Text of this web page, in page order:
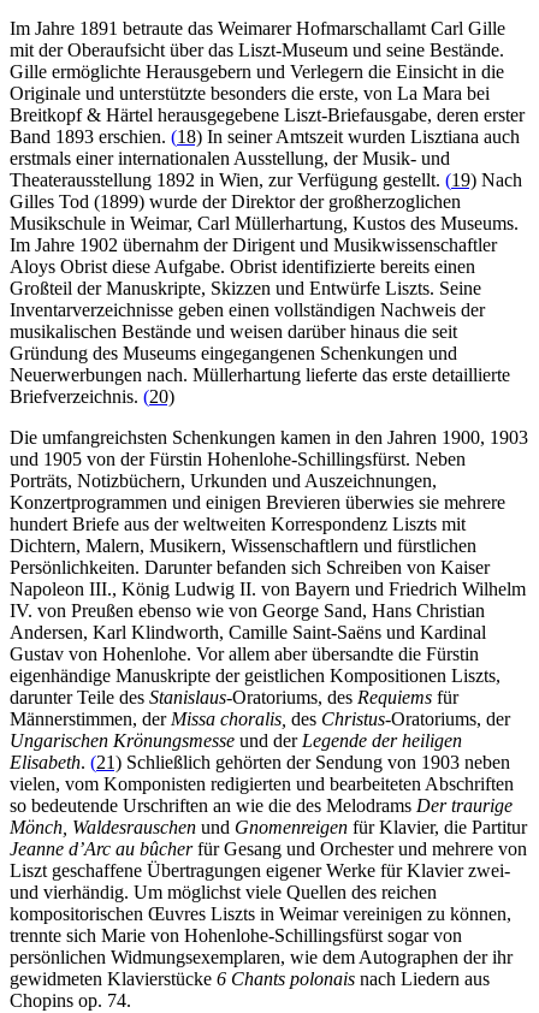
Im Jahre 1891 betraute das Weimarer Hofmarschallamt Carl Gille
mit der Oberaufsicht über das Liszt-Museum und seine Bestände.
Gille ermöglichte Herausgebern und Verlegern die Einsicht in die
Originale und unterstützte besonders die erste, von La Mara bei
Breitkopf & Härtel herausgegebene Liszt-Briefausgabe, deren erster
Band 1893 erschien. (18) In seiner Amtszeit wurden Lisztiana auch
erstmals einer internationalen Ausstellung, der Musik- und
Theaterausstellung 1892 in Wien, zur Verfügung gestellt. (19) Nach
Gilles Tod (1899) wurde der Direktor der großherzoglichen
Musikschule in Weimar, Carl Müllerhartung, Kustos des Museums.
Im Jahre 1902 übernahm der Dirigent und Musikwissenschaftler
Aloys Obrist diese Aufgabe. Obrist identifizierte bereits einen
Großteil der Manuskripte, Skizzen und Entwürfe Liszts. Seine
Inventarverzeichnisse geben einen vollständigen Nachweis der
musikalischen Bestände und weisen darüber hinaus die seit
Gründung des Museums eingegangenen Schenkungen und
Neuerwerbungen nach. Müllerhartung lieferte das erste detaillierte
Briefverzeichnis. (20)
Die umfangreichsten Schenkungen kamen in den Jahren 1900, 1903
und 1905 von der Fürstin Hohenlohe-Schillingsfürst. Neben
Porträts, Notizbüchern, Urkunden und Auszeichnungen,
Konzertprogrammen und einigen Brevieren überwies sie mehrere
hundert Briefe aus der weltweiten Korrespondenz Liszts mit
Dichtern, Malern, Musikern, Wissenschaftlern und fürstlichen
Persönlichkeiten. Darunter befanden sich Schreiben von Kaiser
Napoleon III., König Ludwig II. von Bayern und Friedrich Wilhelm
IV. von Preußen ebenso wie von George Sand, Hans Christian
Andersen, Karl Klindworth, Camille Saint-Saëns und Kardinal
Gustav von Hohenlohe. Vor allem aber übersandte die Fürstin
eigenhändige Manuskripte der geistlichen Kompositionen Liszts,
darunter Teile des Stanislaus-Oratoriums, des Requiems für
Männerstimmen, derMissa choralis, des Christus-Oratoriums, der
Ungarischen Krönungsmesse und derLegende der heiligen
Elisabeth. (21) Schließlich gehörten der Sendung von 1903 neben
vielen, vom Komponisten redigierten und bearbeiteten Abschriften
so bedeutende Urschriften an wie die des Melodrams Der traurige
Mönch, Waldesrauschen und Gnomenreigen für Klavier, die Partitur
Jeanne d’Arc au bûcherfür Gesang und Orchester und mehrere von
Liszt geschaffene Übertragungen eigener Werke für Klavier zwei-
und vierhändig. Um möglichst viele Quellen des reichen
kompositorischen Œuvres Liszts in Weimar vereinigen zu können,
trennte sich Marie von Hohenlohe-Schillingsfürst sogar von
persönlichen Widmungsexemplaren, wie dem Autographen der ihr
gewidmeten Klavierstücke 6 Chants polonais nach Liedern aus
Chopins op. 74.